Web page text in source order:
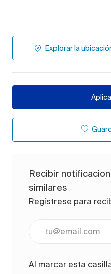
Explorar la
Recibir
similares
Regístrese para
Ingrese la dirección
Al marcar esta